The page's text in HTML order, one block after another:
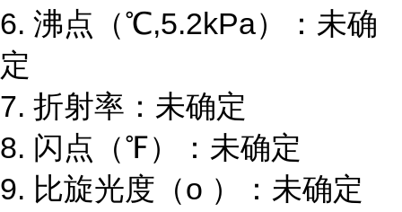
6. 沸点（℃,5.2kPa）：未确
定
7. 折射率：未确定
8. 闪点（℉）：未确定
9. 比旋光度（o ）：未确定